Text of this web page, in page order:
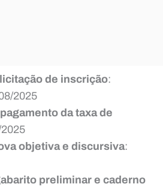
de inscrição:
2025
da taxa de
objetiva e discursiva:
preliminar e caderno